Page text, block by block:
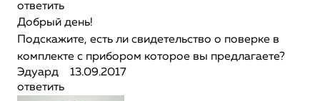
ответить
Добрый день!
Подскажите, есть ли свидетельство о поверке в
комплекте с прибором которое вы предлагаете?
Эдуард 13.09.2017
ответить